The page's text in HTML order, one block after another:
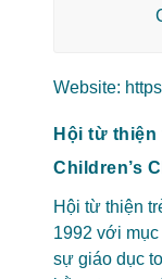
Website:
Hội từ thiện
Children’s
Hội từ thiện
1992 với
sự giáo dục